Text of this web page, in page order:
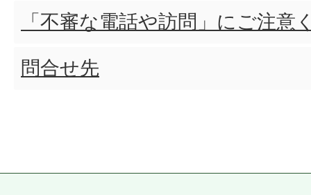
「不審な電話や訪問」にご注意
問合せ先